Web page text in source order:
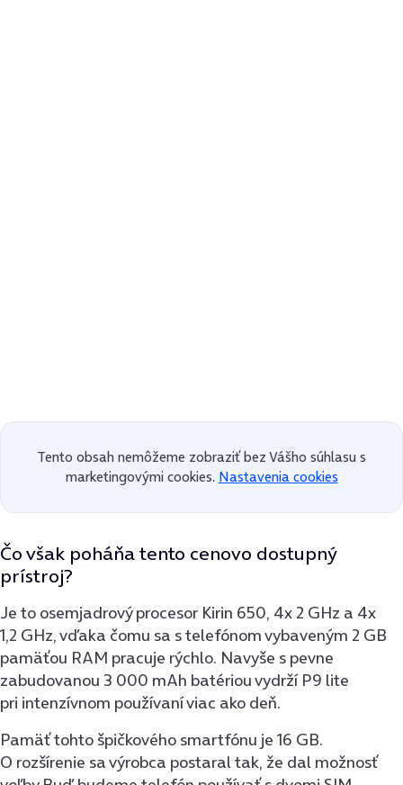
Tento obsah nemôžeme zobraziť bez Vášho súhlasu s
marketingovými cookies. Nastavenia cookies
Čo však poháňa tento cenovo dostupný
prístroj?
Je to osemjadrový procesor Kirin 650, 4x 2 GHz a 4x
1,2 GHz, vďaka čomu sa s telefónom vybaveným 2 GB
pamäťou RAM pracuje rýchlo. Navyše s pevne
zabudovanou 3 000 mAh batériou vydrží P9 lite
pri intenzívnom používaní viac ako deň.
Pamäť tohto špičkového smartfónu je 16 GB.
O rozšírenie sa výrobca postaral tak, že dal možnosť